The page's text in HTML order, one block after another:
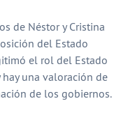
de Néstor y Cristina
del Estado
el rol del Estado
hay una valoración de
de los gobiernos.